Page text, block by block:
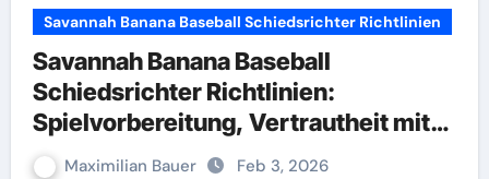
Savannah Banana Baseball Schiedsrichter Richtlinien
Savannah Banana Baseball
Schiedsrichter Richtlinien:
Spielvorbereitung, Vertrautheit mit
dem Regelwerk, Szenarientraining
Maximilian Bauer Feb 3, 2026